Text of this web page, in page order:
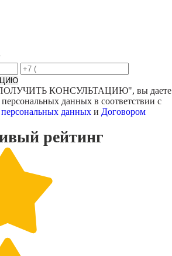
КОНСУЛЬТАЦИЮ", вы даете
персональных данных в соответствии с
данных и Договором
рейтинг